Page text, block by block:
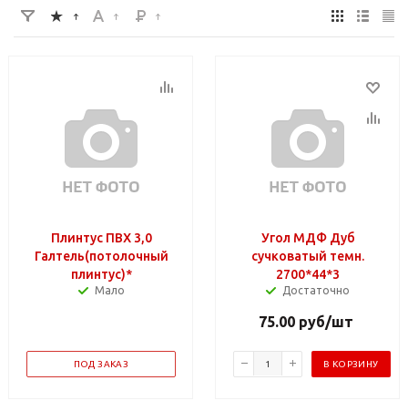
Плинтус ПВХ 3,0
Галтель(потолочный
плинтус)*
Мало
ПОД ЗАКАЗ
Угол МДФ Дуб
сучковатый темн.
2700*44*3
Достаточно
75.00 руб/шт
В КОРЗИНУ